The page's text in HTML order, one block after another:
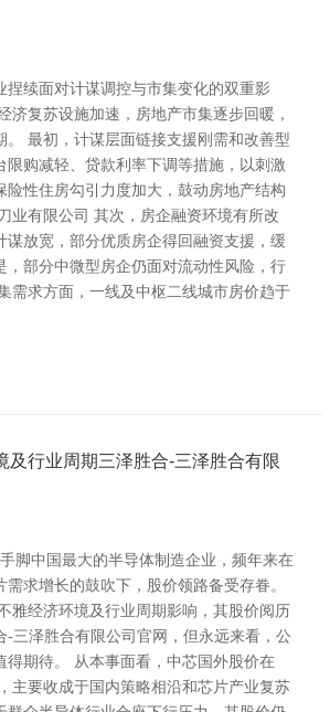
捏续面对计谋调控与市集变化的双重影
济复苏设施加速，房地产市集逐步回暖，
。 最初，计谋层面链接支援刚需和改善型
限购减轻、贷款利率下调等措施，以刺激
险性住房勾引力度加大，鼓动房地产结构
业有限公司 其次，房企融资环境有所改
谋放宽，部分优质房企得回融资支援，缓
，部分中微型房企仍面对流动性风险，行
需求方面，一线及中枢二线城市房价趋于
及行业周期三泽胜合-三泽胜合有限
脚中国最大的半导体制造企业，频年来在
需求增长的鼓吹下，股价领路备受存眷。
雅经济环境及行业周期影响，其股价阅历
-三泽胜合有限公司官网，但永远来看，公
得期待。 从本事面看，中芯国外股价在
主要收成于国内策略相沿和芯片产业复苏